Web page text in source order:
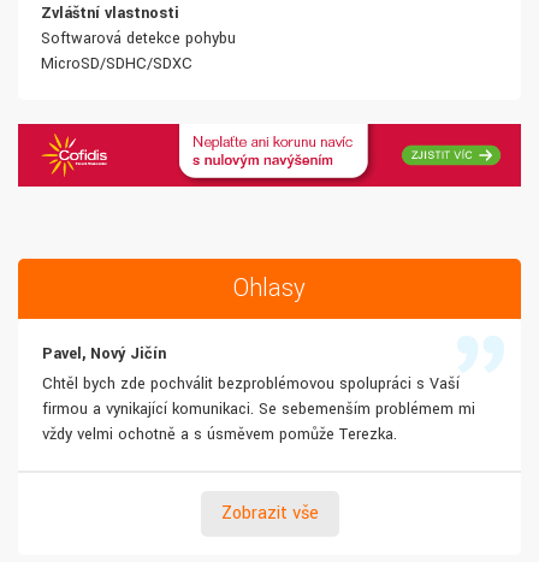
Zvláštní vlastnosti
Softwarová detekce pohybu
MicroSD/SDHC/SDXC
Ohlasy
Pavel, Nový Jičín
Chtěl bych zde pochválit bezproblémovou spolupráci s Vaší
firmou a vynikající komunikaci. Se sebemenším problémem mi
vždy velmi ochotně a s úsměvem pomůže Terezka.
Zobrazit vše